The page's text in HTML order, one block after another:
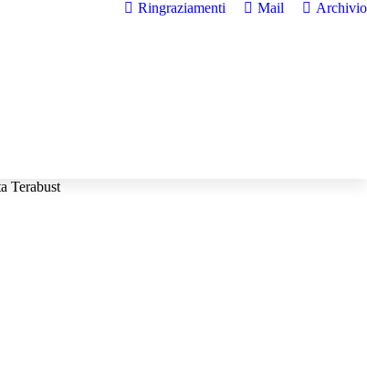
Ringraziamenti Mail
Archivio
Terabust